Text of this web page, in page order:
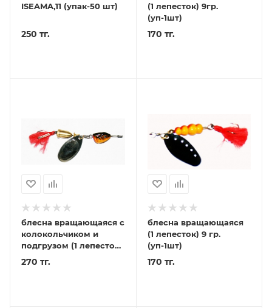
ISEAMA,11 (упак-50 шт)
250 тг.
(1 лепесток) 9гр.
(уп-1шт)
170 тг.
блесна вращающаяся с
колокольчиком и
подгрузом (1 лепесток)
27гр (уп-5шт)
270 тг.
блесна вращающаяся
(1 лепесток) 9 гр.
(уп-1шт)
170 тг.